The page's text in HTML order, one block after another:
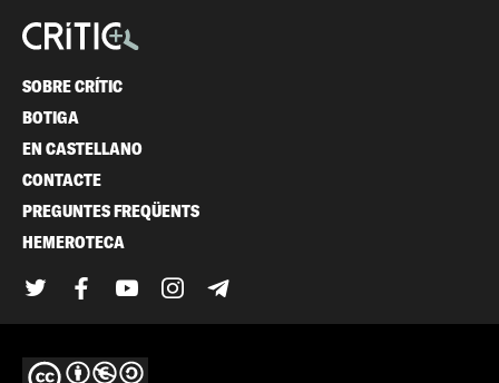
SOBRE CRÍTIC
BOTIGA
EN CASTELLANO
CONTACTE
PREGUNTES FREQÜENTS
HEMEROTECA
TwitterFacebook
YouTubeInstagram